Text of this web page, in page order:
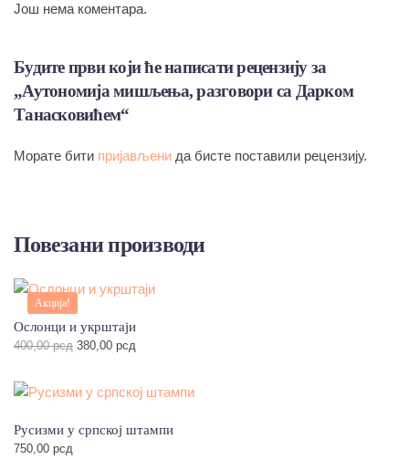
Још нема коментара.
Будите први који ће написати рецензију за
„Аутономија мишљења, разговори са Дарком
Танасковићем“
Морате бити пријављени да бисте поставили рецензију.
Повезани производи
Акција!
Ослонци и укрштаји
400,00рсд Оригинална
била:
380,00 рсд
380,00 рсд.
Русизми у српској штампи
750,00 рсд